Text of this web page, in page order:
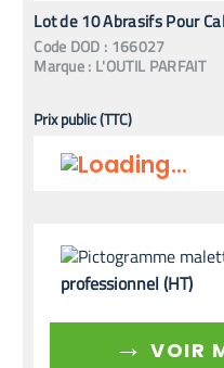
Lot de 10 Abrasifs Pour
Code DOD : 166027
Marque : L'OUTIL PARFAIT
Prix public (TTC)
professionnel (HT)
→ VOIR